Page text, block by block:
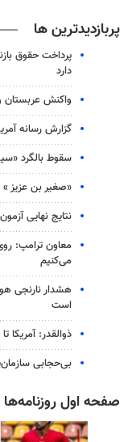
پربازدیدترین ها
پرداخت حقوق
دارد
واکنش عربستان
گزارش رسانه
سقوط بالگرد
«صغیر بن عزیز »
نتایج نهایی آزمون دکتری سال
معاون ترامپ:
می‌کنیم
است
ذوالقدر: آمریکا
بی‌حجابی
صفحه اول روزنامه‌ها